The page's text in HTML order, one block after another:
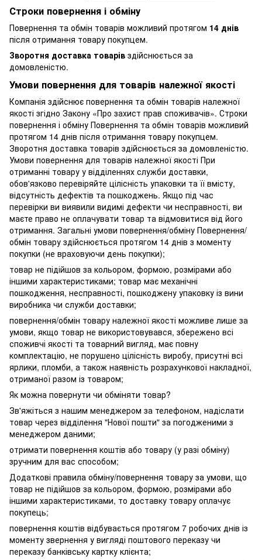
Строки повернення і обміну
Повернення та обмін товарів можливий протягом 14 днів
після отримання товару покупцем.
Зворотня доставка товарів здійснюється за
домовленістю.
Умови повернення для товарів належної якості
Компанія здійснює повернення та обмін товарів належної
якості згідно Закону «Про захист прав споживачів». Строки
повернення і обміну Повернення та обмін товарів можливий
протягом 14 днів після отримання товару покупцем.
Зворотня доставка товарів здійснюється за домовленістю.
Умови повернення для товарів належної якості При
отриманні товару у відділеннях служби доставки,
обов'язково перевіряйте цілісність упаковки та її вмісту,
відсутність дефектів та пошкоджень. Якщо під час
перевірки ви виявили видимі дефекти чи несправності, ви
маєте право не оплачувати товар та відмовитися від його
отримання. Загальні умови повернення/обміну Повернення/
обмін товару здійснюється протягом 14 днів з моменту
покупки (не враховуючи день покупки);
товар не підійшов за кольором, формою, розмірами або
іншими характеристиками; товар має механічні
пошкодження, несправності, пошкоджену упаковку із вини
виробника чи служби доставки;
повернення/обмін товару належної якості можливе лише за
умови, якщо товар не використовувався, збережено всі
споживчі якості та товарний вигляд, має повну
комплектацію, не порушено цілісність виробу, присутні всі
ярлики, пломби, а також наявність розрахункової накладної,
отриманої разом із товаром;
Як можна повернути чи обміняти товар?
Зв'яжіться з нашим менеджером за телефоном, надіслати
товар через відділення "Нової пошти" за погодженими з
менеджером даними;
отримати повернення коштів або товару (у разі обміну)
зручним для вас способом;
Додаткові правила обміну/повернення товару за умови, що
товар не підійшов за кольором, формою, розмірами або
іншими характеристиками, то доставку товару оплачує
покупець;
повернення коштів відбувається протягом 7 робочих днів із
моменту звернення у вигляді поштового переказу чи
переказу банківську картку клієнта;